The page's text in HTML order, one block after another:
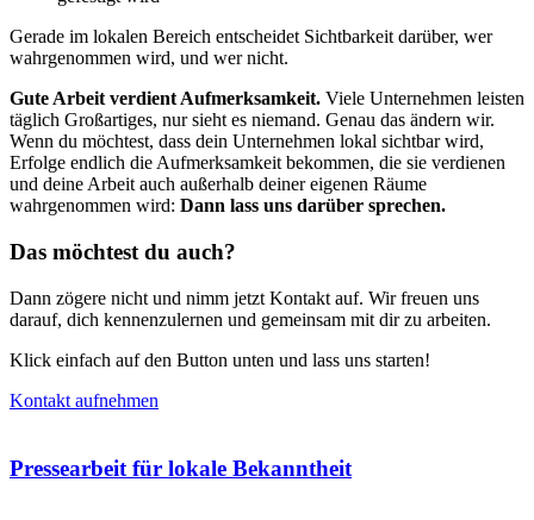
Gerade im lokalen Bereich entscheidet Sichtbarkeit darüber, wer
wahrgenommen wird, und wer nicht.
Gute Arbeit verdient Aufmerksamkeit. Viele Unternehmen leisten
täglich Großartiges, nur sieht es niemand. Genau das ändern wir.
Wenn du möchtest, dass dein Unternehmen lokal sichtbar wird,
Erfolge endlich die Aufmerksamkeit bekommen, die sie verdienen
und deine Arbeit auch außerhalb deiner eigenen Räume
wahrgenommen wird: Dann lass uns darüber sprechen.
Das möchtest du auch?
Dann zögere nicht und nimm jetzt Kontakt auf. Wir freuen uns
darauf, dich kennenzulernen und gemeinsam mit dir zu arbeiten.
Klick einfach auf den Button unten und lass uns starten!
Kontakt aufnehmen
Pressearbeit für lokale Bekanntheit